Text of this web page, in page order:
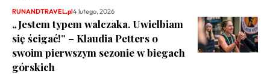
RUNANDTRAVEL.pl4 lutego, 2026
„Jestem typem walczaka. Uwielbiam
się ścigać!” – Klaudia Petters o
swoim pierwszym sezonie w biegach
górskich